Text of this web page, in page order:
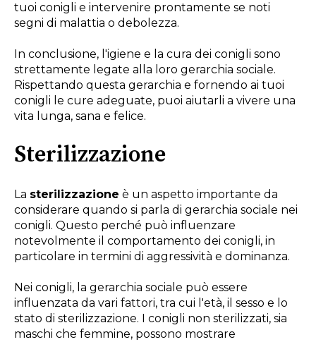
tuoi conigli e intervenire prontamente se noti
segni di malattia o debolezza.
In conclusione, l'igiene e la cura dei conigli sono
strettamente legate alla loro gerarchia sociale.
Rispettando questa gerarchia e fornendo ai tuoi
conigli le cure adeguate, puoi aiutarli a vivere una
vita lunga, sana e felice.
Sterilizzazione
La sterilizzazione è un aspetto importante da
considerare quando si parla di gerarchia sociale nei
conigli. Questo perché può influenzare
notevolmente il comportamento dei conigli, in
particolare in termini di aggressività e dominanza.
Nei conigli, la gerarchia sociale può essere
influenzata da vari fattori, tra cui l'età, il sesso e lo
stato di sterilizzazione. I conigli non sterilizzati, sia
maschi che femmine, possono mostrare